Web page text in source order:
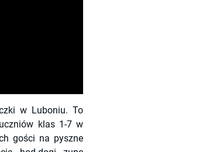
w Luboniu. To
klas 1-7 w
gości na pyszne